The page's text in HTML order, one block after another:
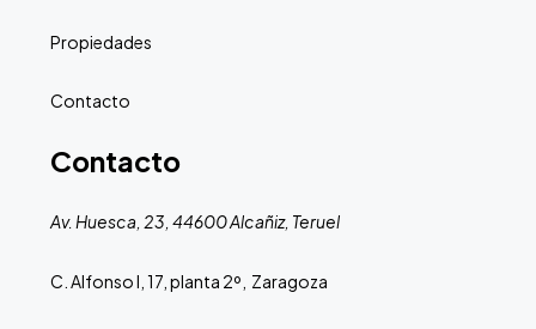
Propiedades
Contacto
Contacto
Av. Huesca, 23, 44600 Alcañiz, Teruel
C. Alfonso I, 17, planta 2º, Zaragoza